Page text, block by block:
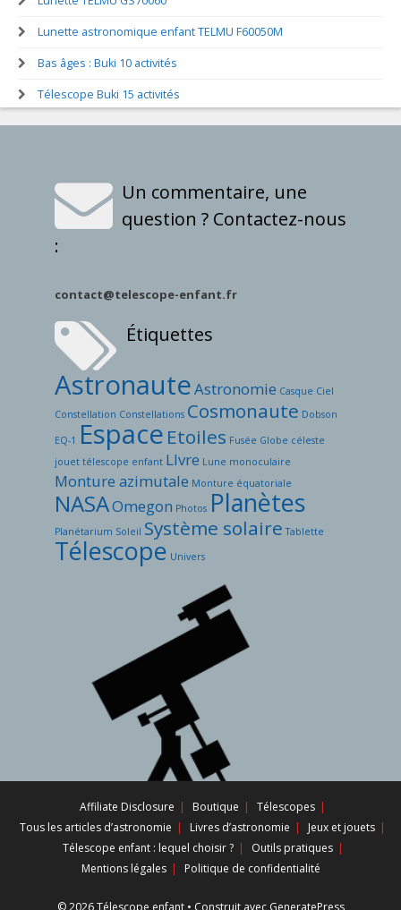
Lunette astronomique enfant TELMU F60050M
Bas âges : Buki 10 activités
Télescope Buki 15 activités
Étiquettes
AstronauteAstronomie Casque Ciel
Constellation Constellations Cosmonaute Dobson
EQ-1 Espace Etoiles Fusée Globe céleste
jouet télescope enfant LIvre Lune monoculaire
Monture azimutale Monture équatoriale
NASAOmegon Photos Planètes
Planétarium Soleil Système solaire Tablette
Télescope Univers
Un commentaire, une
question ? Contactez-nous
:
contact@telescope-enfant.fr
Affiliate Disclosure Boutique
Télescopes
Tous les articles d’astronomie
Livres d’astronomie
Jeux et jouets
Télescope enfant : lequel choisir ?
Outils pratiques
Mentions légales
Politique de confidentialité
© 2026 Télescope enfant• Construit avec GeneratePress